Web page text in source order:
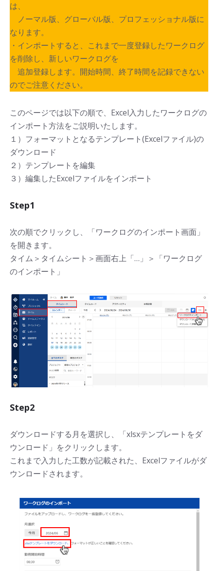
は、
ノーマル版、グローバル版、プロフェッショナル版に
なります。
・インポートすると、これまで一度登録したワークログ
を削除し、新しいワークログを
追加登録します。開始時間、終了時間を記録できない
のでご注意ください。
このページでは以下の順で、Excel入力したワークログの
インポート方法をご説明いたします。
１）フォーマットとなるテンプレート(Excelファイル)の
ダウンロード
２）テンプレートを編集
３）編集したExcelファイルをインポート
Step1
次の順でクリックし、「ワークログのインポート画面」
を開きます。
タイム＞タイムシート＞画面右上「…」＞「ワークログ
のインポート」
Step2
ダウンロードする月を選択し、「xlsxテンプレートをダ
ウンロード」をクリックします。
これまで入力した工数が記載された、Excelファイルがダ
ウンロードされます。